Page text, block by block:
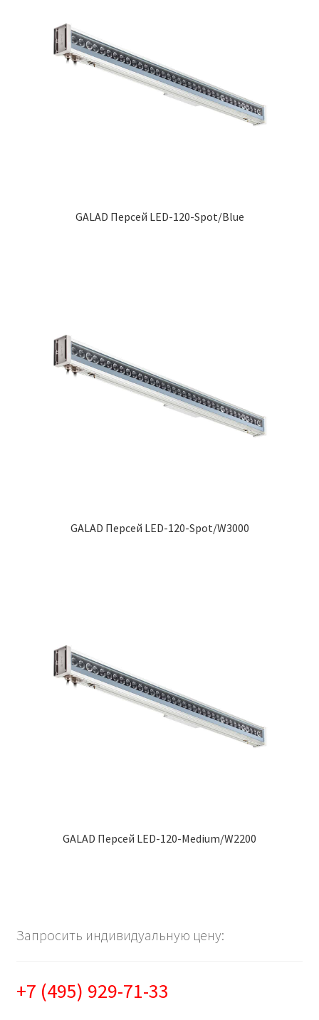
GALAD Персей LED-120-Spot/Blue
GALAD Персей LED-120-Spot/W3000
GALAD Персей LED-120-Medium/W2200
Запросить индивидуальную цену:
+7 (495) 929-71-33